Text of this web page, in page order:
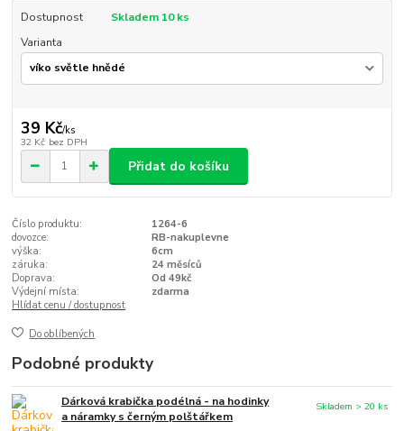
Dostupnost
Skladem 10 ks
Varianta
39 Kč/ks
32 Kč bez DPH
Přidat do košíku
Číslo produktu:
1264-6
dovozce:
RB-nakuplevne
výška:
6cm
záruka:
24 měsíců
Doprava:
Od 49kč
Výdejní místa:
zdarma
Hlídat cenu / dostupnost
Do oblíbených
Podobné produkty
Dárková krabička podélná - na hodinky
a náramky s černým polštářkem
Skladem > 20 ks